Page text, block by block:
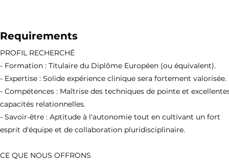
Requirements
PROFIL RECHERCHÉ
- Formation : Titulaire du Diplôme Européen (ou équivalent).
- Expertise : Solide expérience clinique sera fortement valorisée.
- Compétences : Maîtrise des techniques de pointe et
capacités relationnelles.
- Savoir-être : Aptitude à l'autonomie tout en cultivant un fort
esprit d'équipe et de collaboration pluridisciplinaire.
CE QUE NOUS OFFRONS